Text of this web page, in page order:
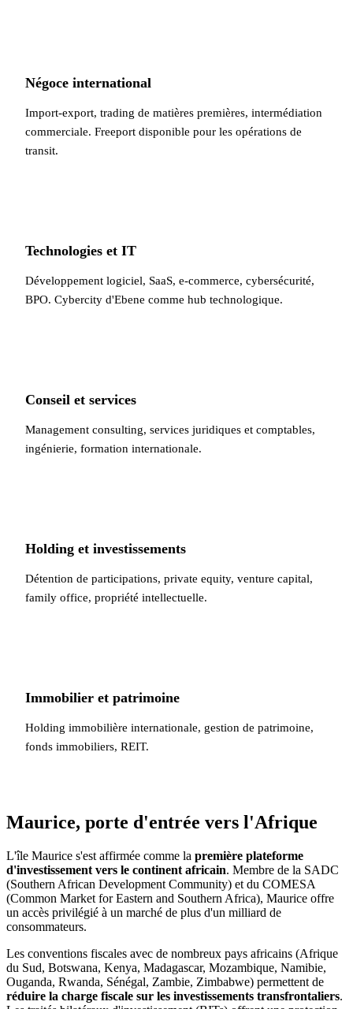
Négoce international
Import-export, trading de matières premières, intermédiation
commerciale. Freeport disponible pour les opérations de
transit.
Technologies et IT
Développement logiciel, SaaS, e-commerce, cybersécurité,
BPO. Cybercity d'Ebene comme hub technologique.
Conseil et services
Management consulting, services juridiques et comptables,
ingénierie, formation internationale.
Holding et investissements
Détention de participations, private equity, venture capital,
family office, propriété intellectuelle.
Immobilier et patrimoine
Holding immobilière internationale, gestion de patrimoine,
fonds immobiliers, REIT.
Maurice, porte d'entrée vers l'Afrique
L'île Maurice s'est affirmée comme la première plateforme
d'investissement vers le continent africain. Membre de la SADC
(Southern African Development Community) et du COMESA
(Common Market for Eastern and Southern Africa), Maurice offre
un accès privilégié à un marché de plus d'un milliard de
consommateurs.
Les conventions fiscales avec de nombreux pays africains (Afrique
du Sud, Botswana, Kenya, Madagascar, Mozambique, Namibie,
Ouganda, Rwanda, Sénégal, Zambie, Zimbabwe) permettent de
réduire la charge fiscale sur les investissements transfrontaliers.